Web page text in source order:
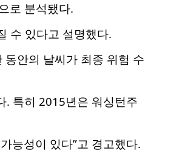
로 분석됐다.
수 있다고 설명했다.
동안의 날씨가 최종 위험 수
. 특히 2015년은 워싱턴주
능성이 있다”고 경고했다.